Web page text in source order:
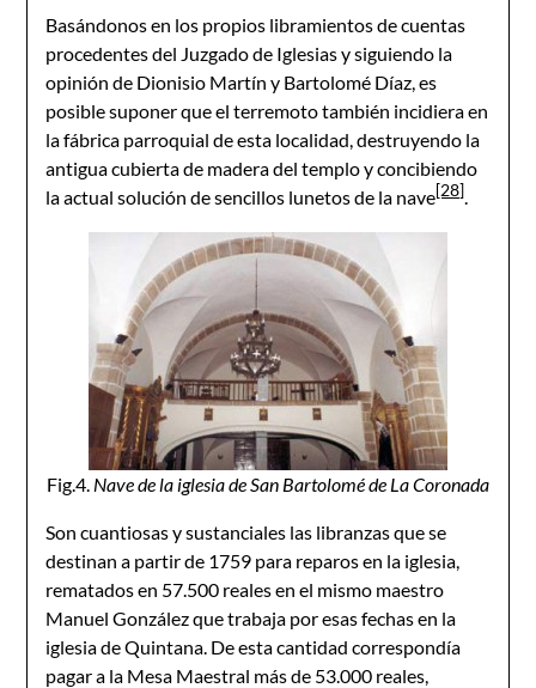
Basándonos en los propios libramientos de cuentas
procedentes del Juzgado de Iglesias y siguiendo la
opinión de Dionisio Martín y Bartolomé Díaz, es
posible suponer que el terremoto también incidiera en
la fábrica parroquial de esta localidad, destruyendo la
antigua cubierta de madera del templo y concibiendo
la actual solución de sencillos lunetos de la nave[28].
Fig.4. Nave de la iglesia de San Bartolomé de La Coronada
Son cuantiosas y sustanciales las libranzas que se
destinan a partir de 1759 para reparos en la iglesia,
rematados en 57.500 reales en el mismo maestro
Manuel González que trabaja por esas fechas en la
iglesia de Quintana. De esta cantidad correspondía
pagar a la Mesa Maestral más de 53.000 reales,